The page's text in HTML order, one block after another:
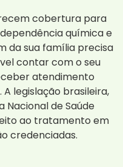
cobertura para
química e
da sua família precisa
contar com o seu
atendimento
legislação brasileira,
Nacional de Saúde
ao tratamento em
credenciadas.